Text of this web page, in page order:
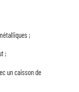
;
;
un caisson de